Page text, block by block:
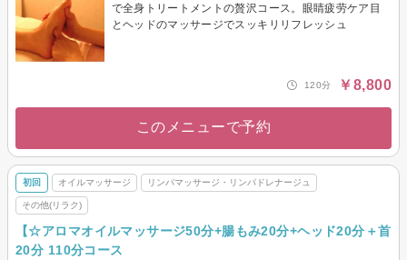
で全身トリートメントの贅沢コース。眼睛疲劳ケア目
とヘッドのマッサージでスッキリリフレッシュ
120分 ￥8,800
このメニューで予約
初回 オイルマッサージ リンパマッサージ・リンパドレナージュ
その他(リラク)
【☆アロマオイルマッサージ50分+腸もみ20分+ヘッド20分＋首
20分 110分コース